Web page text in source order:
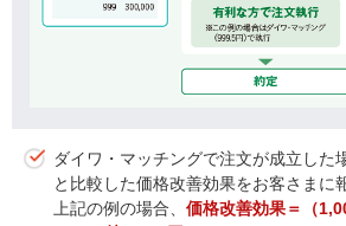
ダイワ・マッチングで注文が成立した
と比較した価格改善効果をお客さまに
上記の例の場合、 価格改善効果＝（